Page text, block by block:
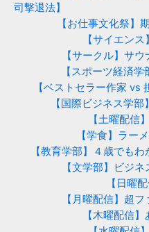
司撃退法】
【お仕事文化祭】
【サイエン
【サークル】サ
【スポーツ経済
【ベストセラー作家 vs
【国際ビジネス学
【土曜配信
【学食】ラー
【教育学部】４歳でも
【文学部】ビジ
【日曜
【月曜配信】超
【木曜配信